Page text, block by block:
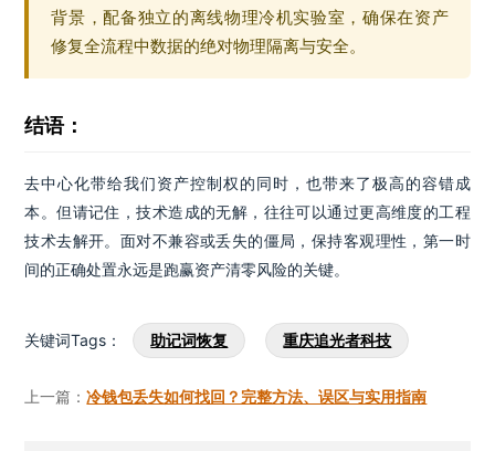
背景，配备独立的离线物理冷机实验室，确保在资产
修复全流程中数据的绝对物理隔离与安全。
结语：
去中心化带给我们资产控制权的同时，也带来了极高的容错成
本。但请记住，技术造成的无解，往往可以通过更高维度的工程
技术去解开。面对不兼容或丢失的僵局，保持客观理性，第一时
间的正确处置永远是跑赢资产清零风险的关键。
关键词Tags： 助记词恢复 重庆追光者科技
上一篇：冷钱包丢失如何找回？完整方法、误区与实用指南